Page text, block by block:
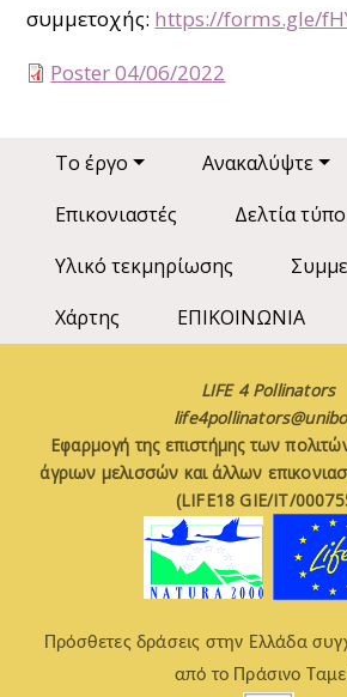
συμμετοχής: https://forms.gle/
Poster 04/06/2022
Main navigation
Το έργο Ανακαλύψτε
Επικονιαστές
Δελτία
Υλικό τεκμηρίωσης
Χάρτης
ΕΠΙΚΟΙΝΩΝΙΑ
LIFE 4 Pollinators
Εφαρμογή της επιστήμης των
άγριων μελισσών και άλλων
(LIFE18 GIE/IT/
Πρόσθετες δράσεις στην Ελλάδα
από το Πράσινο